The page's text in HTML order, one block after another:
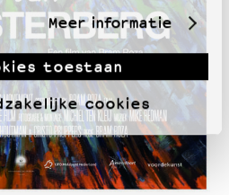
Meer informatie
toestaan
cookies